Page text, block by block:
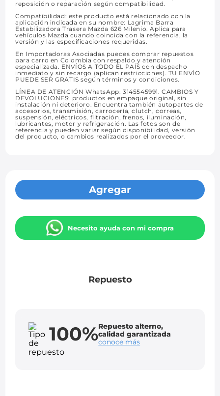
reposición o reparación según compatibilidad.
Compatibilidad: este producto está relacionado con la
aplicación indicada en su nombre: Lagrima Barra
Estabilizadora Trasera Mazda 626 Milenio. Aplica para
vehículos Mazda cuando coincida con la referencia, la
versión y las especificaciones requeridas.
En Importadoras Asociadas puedes comprar repuestos
para carro en Colombia con respaldo y atención
especializada. ENVÍOS A TODO EL PAÍS con despacho
inmediato y sin recargo (aplican restricciones). TU ENVÍO
PUEDE SER GRATIS según términos y condiciones.
LÍNEA DE ATENCIÓN WhatsApp: 3145545991. CAMBIOS Y
DEVOLUCIONES: productos en empaque original, sin
instalación ni deterioro. Encuentra también autopartes de
accesorios, transmisión, carrocería, clutch, correas,
suspensión, eléctricos, filtración, frenos, iluminación,
lubricantes, motor y refrigeración. Las fotos son de
referencia y pueden variar según disponibilidad, versión
del producto, o cambios realizados por el proveedor.
Agregar
Necesito ayuda con mi compra
Repuesto
100%Repuesto alterno,
calidad garantizada
conoce más